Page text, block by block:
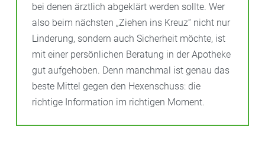
bei denen ärztlich abgeklärt werden sollte. Wer
also beim nächsten „Ziehen ins Kreuz“ nicht nur
Linderung, sondern auch Sicherheit möchte, ist
mit einer persönlichen Beratung in der Apotheke
gut aufgehoben. Denn manchmal ist genau das
beste Mittel gegen den Hexenschuss: die
richtige Information im richtigen Moment.